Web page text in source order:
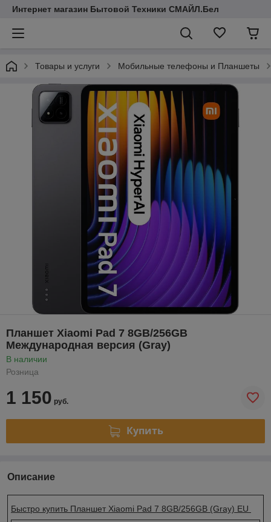
Интернет магазин Бытовой Техники СМАЙЛ.Бел
Товары и услуги Мобильные телефоны и Планшеты
Планшет Xiaomi Pad 7 8GB/256GB
Международная версия (Gray)
В наличии
Розница
1 150 руб.
Купить
Описание
Быстро купить Планшет Xiaomi Pad 7 8GB/256GB (Gray) EU